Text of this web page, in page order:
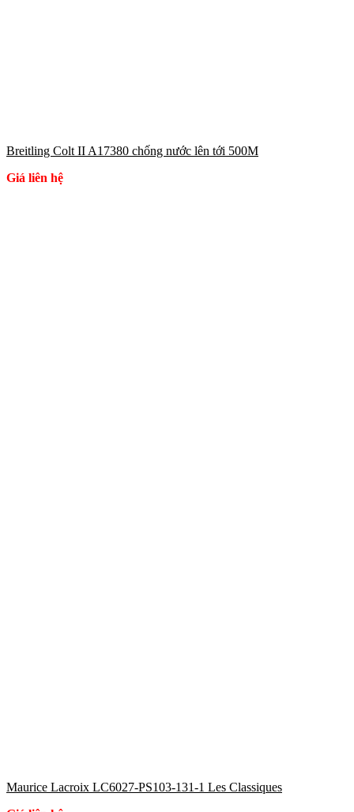
Breitling Colt II A17380 chống nước lên tới 500M
Giá liên hệ
Maurice Lacroix LC6027-PS103-131-1 Les Classiques